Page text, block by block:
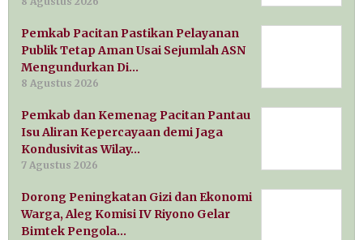
Pemkab Pacitan Pastikan Pelayanan
Publik Tetap Aman Usai Sejumlah ASN
Mengundurkan Di…
8 Agustus 2026
Pemkab dan Kemenag Pacitan Pantau
Isu Aliran Kepercayaan demi Jaga
Kondusivitas Wilay…
7 Agustus 2026
Dorong Peningkatan Gizi dan Ekonomi
Warga, Aleg Komisi IV Riyono Gelar
Bimtek Pengola…